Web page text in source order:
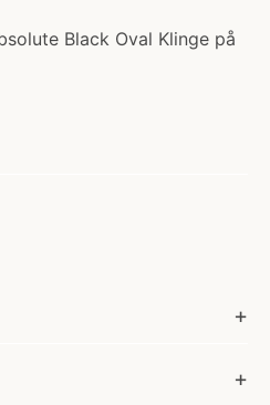
Black Oval Klinge på